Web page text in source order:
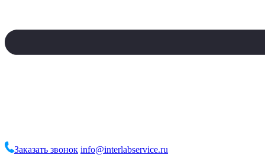
Заказать звонок info@interlabservice.ru